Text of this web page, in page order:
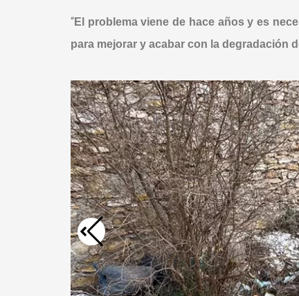
“El problema viene de hace años y es
para mejorar y acabar con la degradación